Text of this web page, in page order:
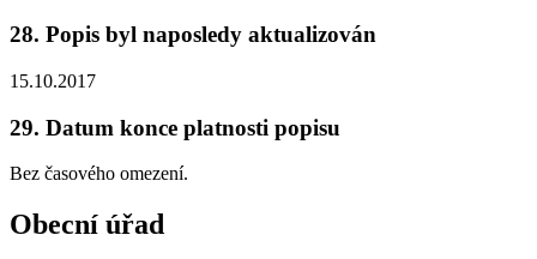
28. Popis byl naposledy aktualizován
15.10.2017
29. Datum konce platnosti popisu
Bez časového omezení.
Obecní úřad